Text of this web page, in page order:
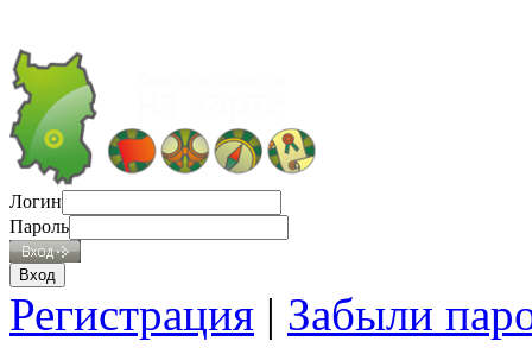
Логин
Пароль
Регистрация | Забыли